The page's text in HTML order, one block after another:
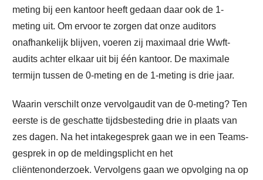
meting bij een kantoor heeft gedaan daar ook de 1-
meting uit. Om ervoor te zorgen dat onze auditors
onafhankelijk blijven, voeren zij maximaal drie Wwft-
audits achter elkaar uit bij één kantoor. De maximale
termijn tussen de 0-meting en de 1-meting is drie jaar.
Waarin verschilt onze vervolgaudit van de 0-meting? Ten
eerste is de geschatte tijdsbesteding drie in plaats van
zes dagen. Na het intakegesprek gaan we in een Teams-
gesprek in op de meldingsplicht en het
cliëntenonderzoek. Vervolgens gaan we opvolging na op